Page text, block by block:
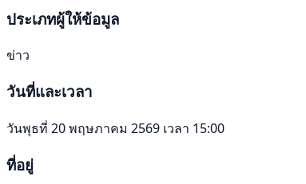
ประเภทผู้ให้ข้อมูล
ข่าว
วันที่และเวลา
วันพุธที่ 20 พฤษภาคม 2569 เวลา 15:00
ที่อยู่